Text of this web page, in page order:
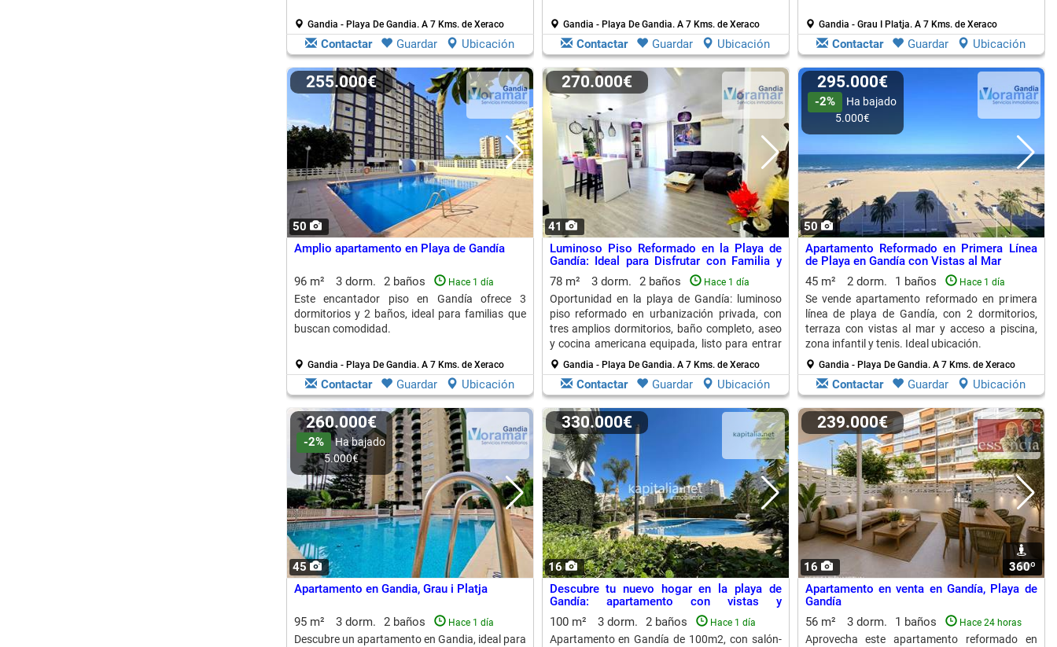
Gandia - Playa De Gandia. A 7 Kms. de Xeraco
Contactar Guardar Ubicación
Gandia - Playa De Gandia. A 7 Kms. de Xeraco
Contactar Guardar Ubicación
Gandia - Grau I Platja. A 7 Kms. de Xeraco
Contactar Guardar Ubicación
50
255.000€
Amplio apartamento en Playa de Gandía
96 m² 3 dorm. 2 baños Hace 1 día
Este encantador piso en Gandía ofrece 3
dormitorios y 2 baños, ideal para familias que
buscan comodidad.
Gandia - Playa De Gandia. A 7 Kms. de Xeraco
Contactar Guardar Ubicación
41
270.000€
Luminoso Piso Reformado en la Playa de
Gandía: Ideal para Disfrutar con Familia y
Amigos
78 m² 3 dorm. 2 baños Hace 1 día
Oportunidad en la playa de Gandía: luminoso
piso reformado en urbanización privada, con
tres amplios dormitorios, baño completo, aseo
y cocina americana equipada, listo para entrar
a vivir.Gandia - Playa De Gandia. A 7 Kms. de Xeraco
Contactar Guardar Ubicación
50
295.000€
-2%
Ha bajado
5.000€
Apartamento Reformado en Primera Línea
de Playa en Gandía con Vistas al Mar
45 m²
2 dorm. 1 baños Hace 1 día
Se vende apartamento reformado en primera
línea de playa de Gandía, con 2 dormitorios,
terraza con vistas al mar y acceso a piscina,
zona infantil y tenis. Ideal ubicación.
Gandia - Playa De Gandia. A 7 Kms. de Xeraco
Contactar Guardar Ubicación
45
260.000€
-2%
Ha bajado
5.000€
Apartamento en Gandia, Grau i Platja
95 m² 3 dorm. 2 baños Hace 1 día
Descubre un apartamento en Gandia, ideal para
16
330.000€
Descubre tu nuevo hogar en la playa de
Gandía: apartamento con vistas y
excelentes servicios
100 m² 3 dorm. 2 baños Hace 1 día
Apartamento en Gandía de 100m2, con salón-
16 1
360º
239.000€
Apartamento en venta en Gandía, Playa de
Gandía
56 m²
3 dorm. 1 baños Hace 24 horas
Aprovecha este apartamento reformado en